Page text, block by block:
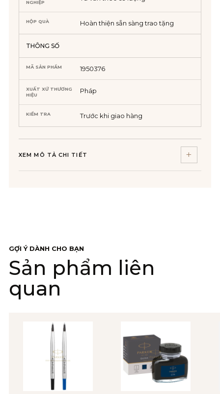
NGHIỆP
HỘP QUÀ Hoàn thiện sẵn sàng trao tặng
THÔNG SỐ
MÃ SẢN PHẨM 1950376
XUẤT XỨ THƯƠNG
HIỆU
Pháp
KIỂM TRA Trước khi giao hàng
XEM MÔ TẢ CHI TIẾT
GỢI Ý DÀNH CHO BẠN
Sản phẩm liên
quan